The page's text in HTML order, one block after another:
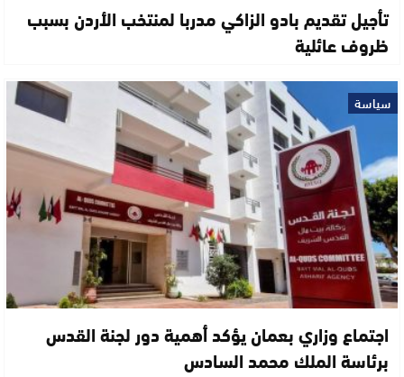
تأجيل تقديم بادو الزاكي مدربا لمنتخب الأردن بسبب
ظروف عائلية
سياسة
اجتماع وزاري بعمان يؤكد أهمية دور لجنة القدس
برئاسة الملك محمد السادس